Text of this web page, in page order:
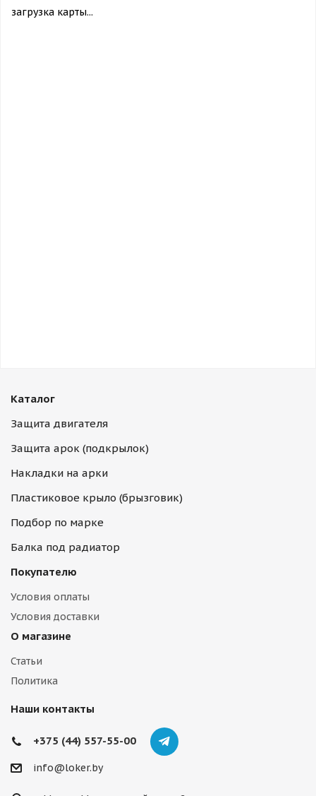
загрузка карты...
Каталог
Защита двигателя
Защита арок (подкрылок)
Накладки на арки
Пластиковое крыло (брызговик)
Подбор по марке
Балка под радиатор
Покупателю
Условия оплаты
Условия доставки
О магазине
Статьи
Политика
Наши контакты
+375 (44) 557-55-00
info@loker.by